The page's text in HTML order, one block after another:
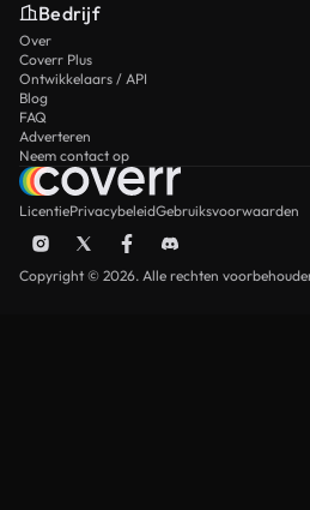
Bedrijf
Over
Coverr Plus
Ontwikkelaars / API
Blog
FAQ
Adverteren
Neem contact op
LicentiePrivacybeleidGebruiksvoorwaarden
Copyright © 2026. Alle rechten